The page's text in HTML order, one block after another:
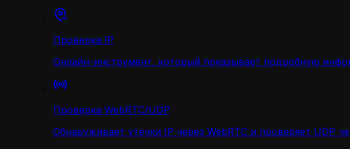
Проверка IP
Онлайн-инструмент, который показывает подробную
Проверка WebRTC/UDP
Обнаруживает утечки IP через WebRTC и проверяет UDP